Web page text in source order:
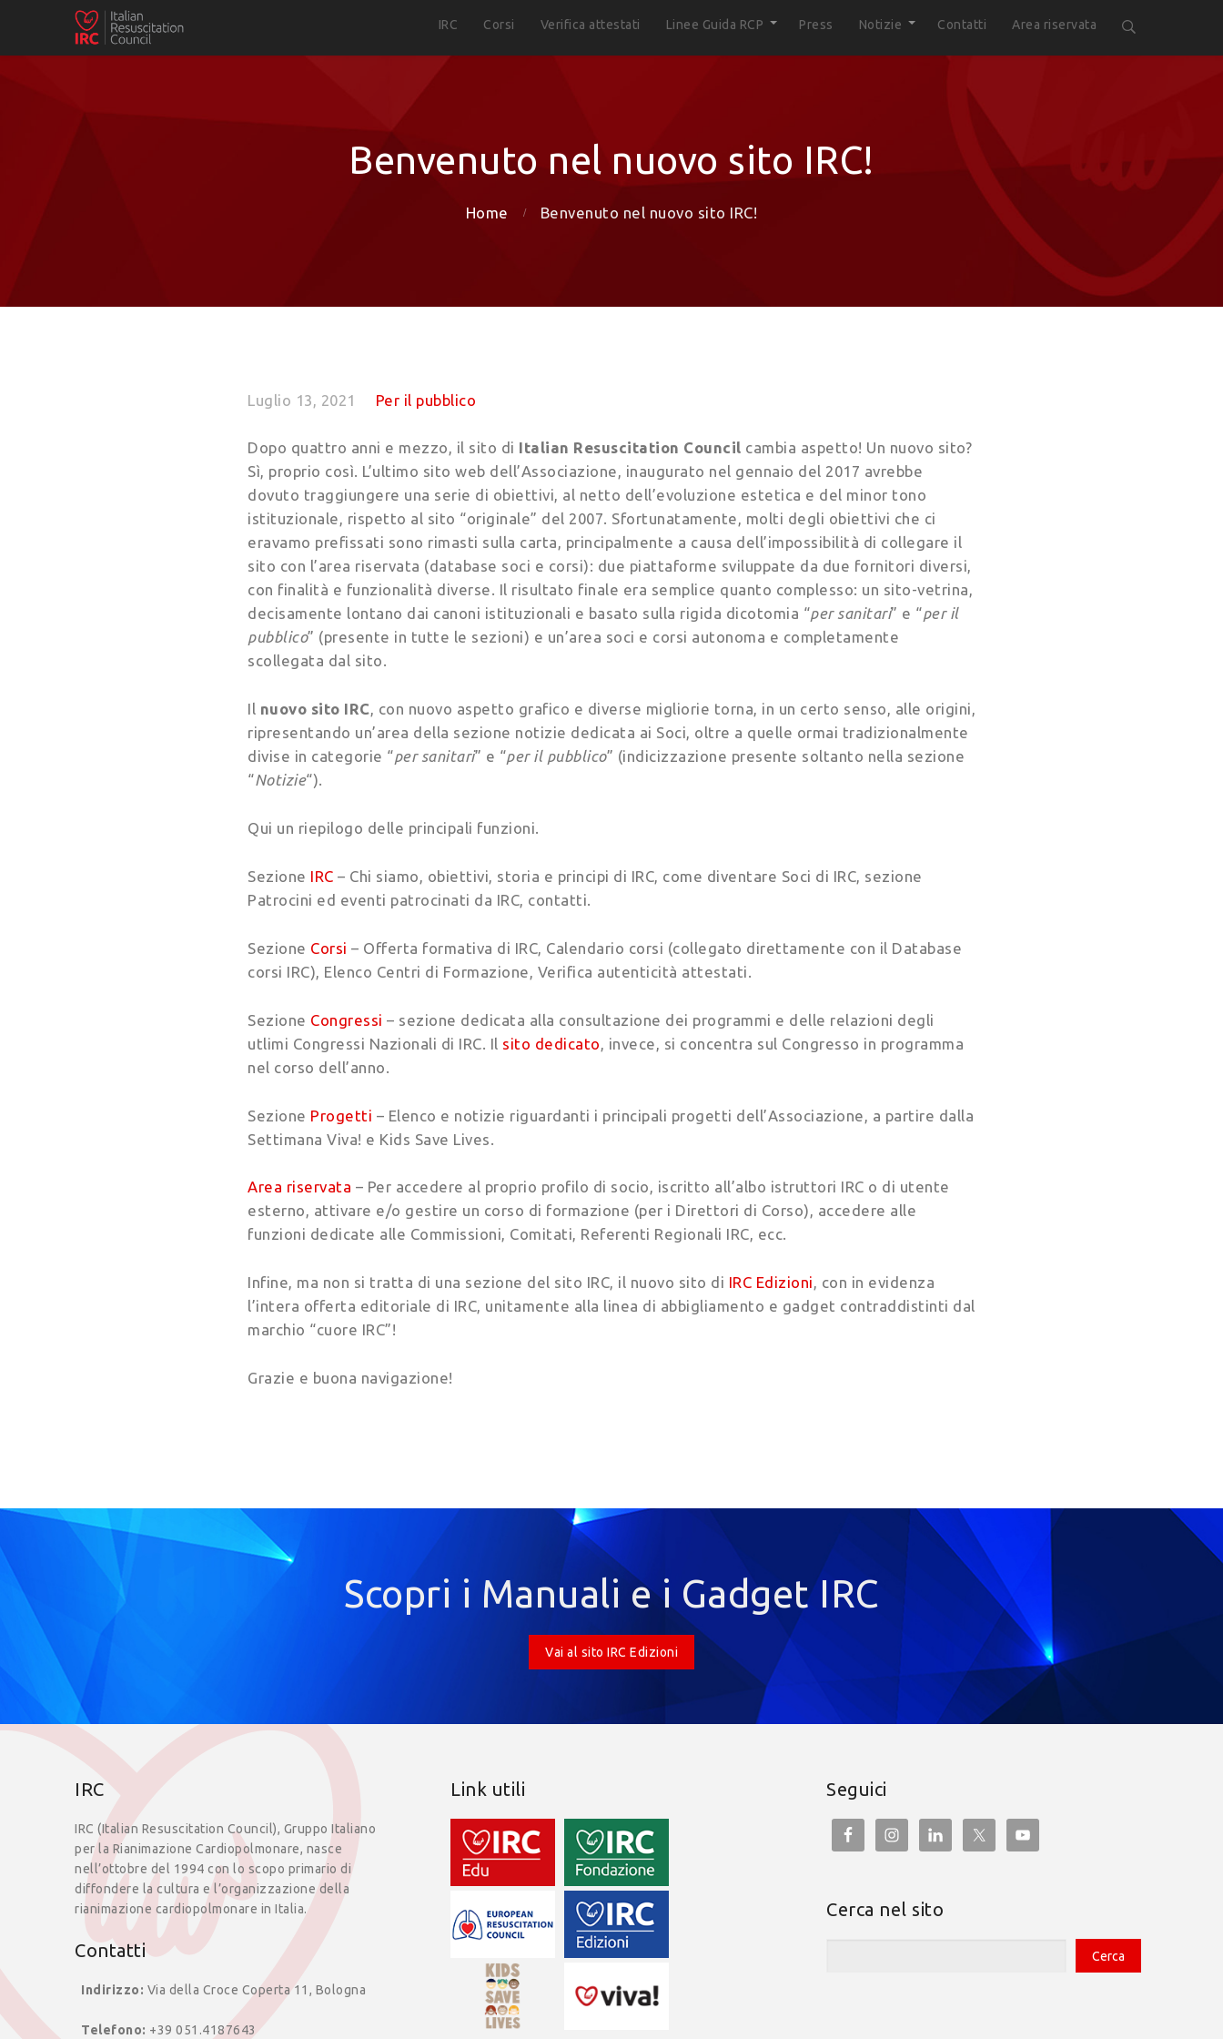
IRC Corsi Verifica attestati Linee Guida RCP Press Notizie Contatti Area riservata
Benvenuto nel nuovo sito IRC!
Home Benvenuto nel nuovo sito IRC!
Luglio 13, 2021 Per il pubblico
Dopo quattro anni e mezzo, il sito di Italian Resuscitation Council cambia aspetto! Un nuovo sito?
Sì, proprio così. L’ultimo sito web dell’Associazione, inaugurato nel gennaio del 2017 avrebbe
dovuto traggiungere una serie di obiettivi, al netto dell’evoluzione estetica e del minor tono
istituzionale, rispetto al sito “originale” del 2007. Sfortunatamente, molti degli obiettivi che ci
eravamo prefissati sono rimasti sulla carta, principalmente a causa dell’impossibilità di collegare il
sito con l’area riservata (database soci e corsi): due piattaforme sviluppate da due fornitori diversi,
con finalità e funzionalità diverse. Il risultato finale era semplice quanto complesso: un sito-vetrina,
decisamente lontano dai canoni istituzionali e basato sulla rigida dicotomia “per sanitari” e “per il
pubblico” (presente in tutte le sezioni) e un’area soci e corsi autonoma e completamente
scollegata dal sito.
Il nuovo sito IRC, con nuovo aspetto grafico e diverse migliorie torna, in un certo senso, alle origini,
ripresentando un’area della sezione notizie dedicata ai Soci, oltre a quelle ormai tradizionalmente
divise in categorie “per sanitari” e “per il pubblico” (indicizzazione presente soltanto nella sezione
“Notizie“).
Qui un riepilogo delle principali funzioni.
Sezione IRC – Chi siamo, obiettivi, storia e principi di IRC, come diventare Soci di IRC, sezione
Patrocini ed eventi patrocinati da IRC, contatti.
Sezione Corsi – Offerta formativa di IRC, Calendario corsi (collegato direttamente con il Database
corsi IRC), Elenco Centri di Formazione, Verifica autenticità attestati.
Sezione Congressi – sezione dedicata alla consultazione dei programmi e delle relazioni degli
utlimi Congressi Nazionali di IRC. Il sito dedicato , invece, si concentra sul Congresso in programma
nel corso dell’anno.
Sezione Progetti – Elenco e notizie riguardanti i principali progetti dell’Associazione, a partire dalla
Settimana Viva! e Kids Save Lives.
Area riservata – Per accedere al proprio profilo di socio, iscritto all’albo istruttori IRC o di utente
esterno, attivare e/o gestire un corso di formazione (per i Direttori di Corso), accedere alle
funzioni dedicate alle Commissioni, Comitati, Referenti Regionali IRC, ecc.
Infine, ma non si tratta di una sezione del sito IRC, il nuovo sito di IRC Edizioni, con in evidenza
l’intera offerta editoriale di IRC, unitamente alla linea di abbigliamento e gadget contraddistinti dal
marchio “cuore IRC”!
Grazie e buona navigazione!
Scopri i Manuali e i Gadget IRC
Vai al sito IRC Edizioni
IRC
IRC (Italian Resuscitation Council), Gruppo Italiano
per la Rianimazione Cardiopolmonare, nasce
nell’ottobre del 1994 con lo scopo primario di
diffondere la cultura e l’organizzazione della
rianimazione cardiopolmonare in Italia.
Contatti
Indirizzo: Via della Croce Coperta 11, Bologna
Telefono: +39 051.4187643
Link utili Seguici
Cerca nel sito